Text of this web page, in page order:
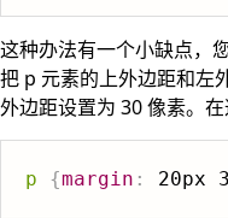
这种办法有一个小缺点，
把 p 元素的上外边距和左
外边距设置为 30 像素。在
p {margin : 20px